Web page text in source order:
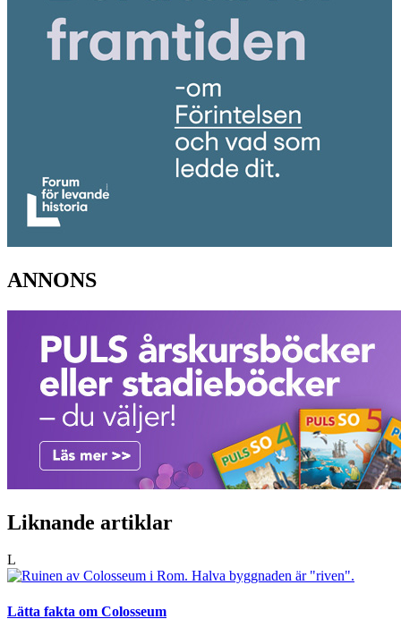
ANNONS
Liknande artiklar
L
Lätta fakta om Colosseum